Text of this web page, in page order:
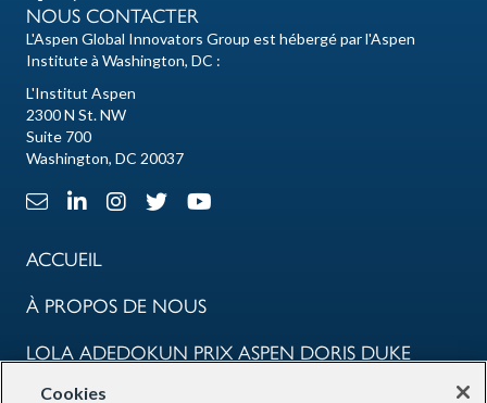
NOUS CONTACTER
L'Aspen Global Innovators Group est hébergé par l'Aspen
Institute à Washington, DC :
L'Institut Aspen
2300 N St. NW
Suite 700
Washington, DC 20037
Lien e-mailLien LinkedIn
Lien Instagram
X Lien Lien Youtube
ACCUEIL
À PROPOS DE NOUS
LOLA ADEDOKUN PRIX ASPEN DORIS DUKE
Cookies